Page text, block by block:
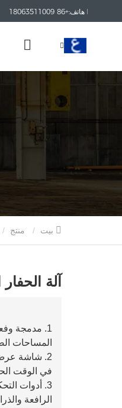
هاتف:+86 18063511009
منتج
آلة الحفار
المساحات
في الوقت
3. أدوات
الرافعة